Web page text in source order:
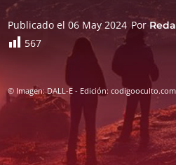
Publicado el 06 May 2024 Por
567
© Imagen: DALL-E - Edición: codigooculto.com